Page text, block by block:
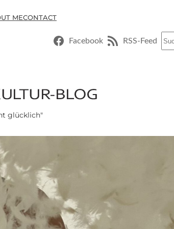
MECONTACT
Facebook RSS-Feed
glücklich"